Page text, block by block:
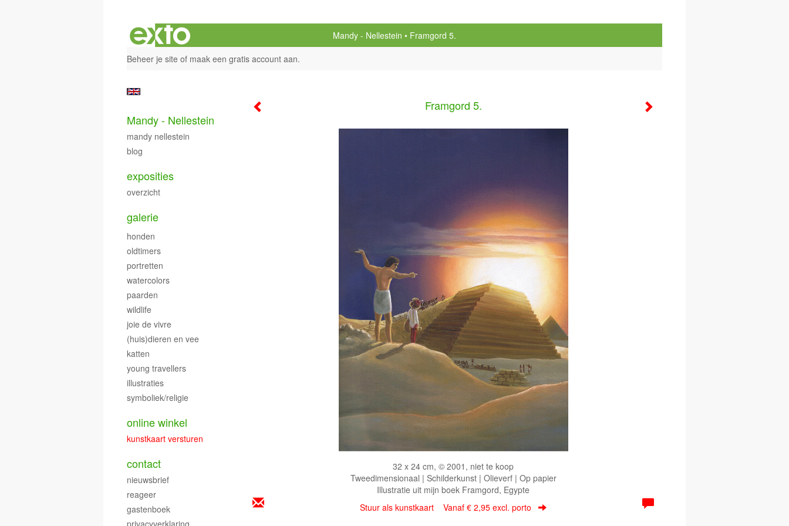
Mandy - Nellestein
Framgord 5.
Beheer je site of maak een gratis account aan.
Framgord 5.
32 x 24 cm, © 2001, niet te koop
Tweedimensionaal | Schilderkunst | Olieverf | Op papier
Illustratie uit mijn boek Framgord, Egypte
Stuur als kunstkaart Vanaf € 2,95 excl. porto
Mandy - Nellestein
mandy nellestein
blog
exposities
overzicht
galerie
honden
oldtimers
portretten
watercolors
paarden
wildlife
joie de vivre
(huis)dieren en vee
katten
young travellers
illustraties
symboliek/religie
online winkel
kunstkaart versturen
contact
nieuwsbrief
reageer
gastenboek
privacyverklaring